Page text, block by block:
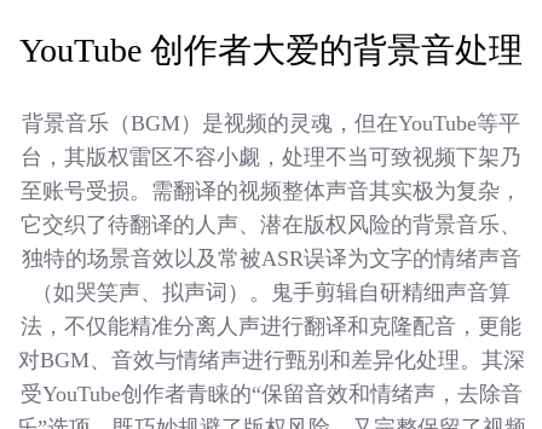
YouTube 创作者大爱的背景音处理
背景音乐（BGM）是视频的灵魂，但在YouTube等平
台，其版权雷区不容小觑，处理不当可致视频下架乃
至账号受损。需翻译的视频整体声音其实极为复杂，
它交织了待翻译的人声、潜在版权风险的背景音乐、
独特的场景音效以及常被ASR误译为文字的情绪声音
（如哭笑声、拟声词）。鬼手剪辑自研精细声音算
法，不仅能精准分离人声进行翻译和克隆配音，更能
对BGM、音效与情绪声进行甄别和差异化处理。其深
受YouTube创作者青睐的“保留音效和情绪声，去除音